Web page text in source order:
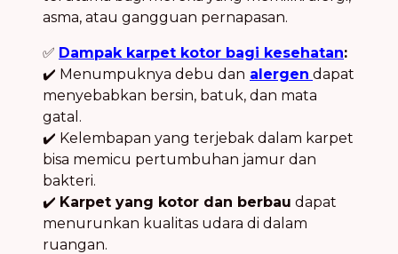
asma, atau gangguan pernapasan.
✅ Dampak karpet kotor bagi kesehatan:
✔️ Menumpuknya debu dan alergen dapat
menyebabkan bersin, batuk, dan mata
gatal.
✔️ Kelembapan yang terjebak dalam karpet
bisa memicu pertumbuhan jamur dan
bakteri.
✔️ Karpet yang kotor dan berbau dapat
menurunkan kualitas udara di dalam
ruangan.